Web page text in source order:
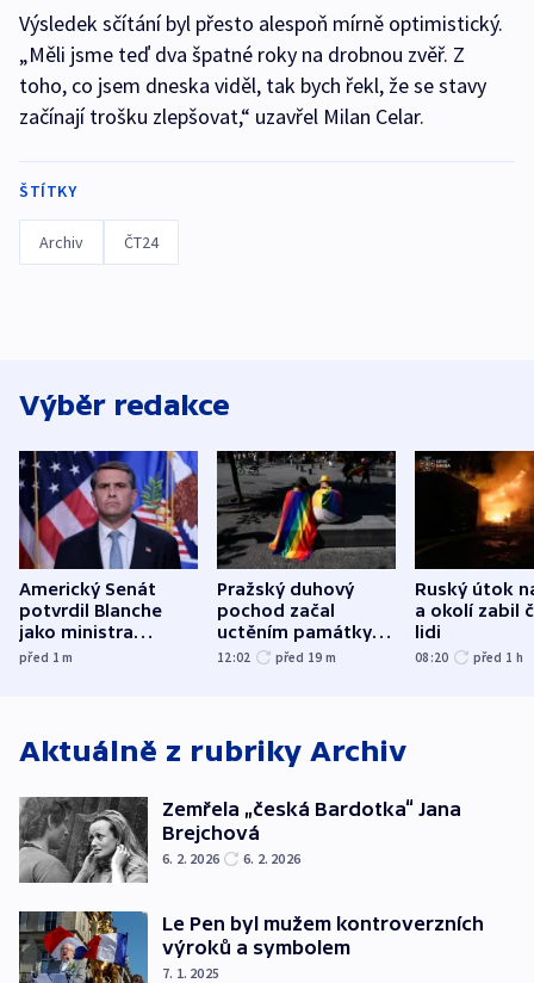
Výsledek sčítání byl přesto alespoň mírně optimistický.
„Měli jsme teď dva špatné roky na drobnou zvěř. Z
toho, co jsem dneska viděl, tak bych řekl, že se stavy
začínají trošku zlepšovat,“ uzavřel Milan Celar.
ŠTÍTKY
Archiv ČT24
Výběr redakce
Americký Senát
potvrdil Blanche
jako ministra
spravedlnosti
před 1m
Pražský duhový
pochod začal
uctěním památky
obětí berlínského
12:02 před 19 m
Ruský útok
a okolí zabil
lidi
08:20 před 1 h
Aktuálně z rubriky Archiv
Zemřela „česká Bardotka“ Jana
Brejchová
6. 2. 2026 6. 2. 2026
Le Pen byl mužem kontroverzních
výroků a symbolem
7. 1. 2025